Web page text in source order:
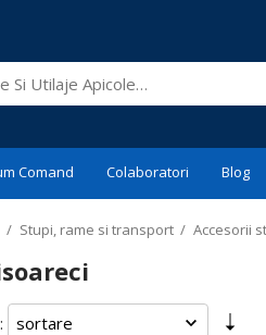
Comand Colaboratori Blog
/ Stupi, rame si transport / Accesorii